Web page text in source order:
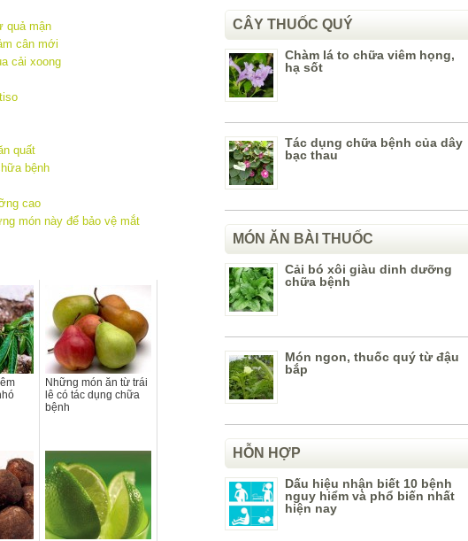
quả mận
cân mới
cải xoong
quất
bệnh
cao
món này để bảo vệ mắt
Những món ăn từ trái
lê có tác dụng chữa
bệnh
CÂY THUỐC QUÝ
Chàm lá to chữa viêm họng,
hạ sốt
Tác dụng chữa bệnh của dây
bạc thau
MÓN ĂN BÀI THUỐC
Cải bó xôi giàu dinh dưỡng
chữa bệnh
Món ngon, thuốc quý từ đậu
bắp
HỖN HỢP
Dấu hiệu nhận biết 10 bệnh
nguy hiểm và phổ biến nhất
hiện nay